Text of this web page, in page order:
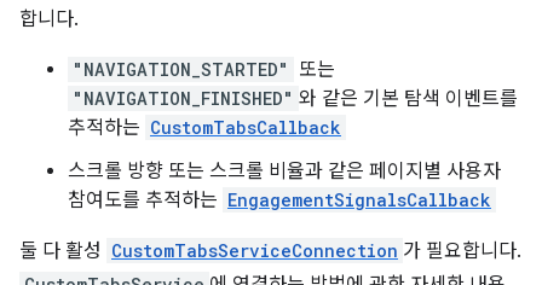
합니다.
"NAVIGATION_STARTED" 또는
"NAVIGATION_FINISHED" 와 같은 기본 탐색 이벤트를
추적하는 CustomTabsCallback
스크롤 방향 또는 스크롤 비율과 같은 페이지별 사용자
참여도를 추적하는 EngagementSignalsCallback
둘 다 활성 CustomTabsServiceConnection 가 필요합니다.